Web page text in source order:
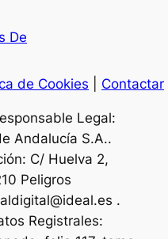
De
de Cookies Contactar
Legal:
Andalucía S.A..
C/ Huelva 2,
Peligros
.
Registrales: